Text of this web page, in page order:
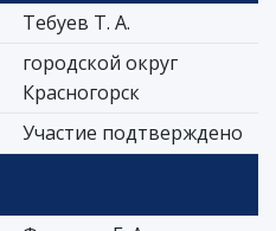
Тебуев Т. А.
городской округ
Красногорск
Участие подтверждено